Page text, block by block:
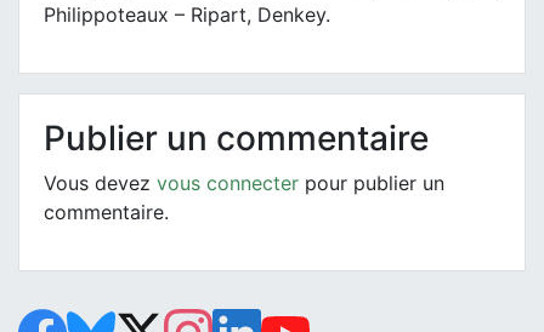
Philippoteaux – Ripart, Denkey.
Publier un commentaire
Vous devez vous connecter pour publier un
commentaire.